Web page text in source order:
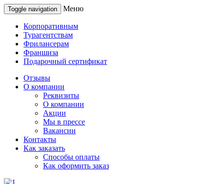
Toggle navigation Меню
Корпоративным
Турагентствам
Фрилансерам
Франшиза
Подарочный сертификат
Отзывы
О компании
Реквизиты
О компании
Акции
Мы в прессе
Вакансии
Контакты
Как заказать
Способы оплаты
Как оформить заказ